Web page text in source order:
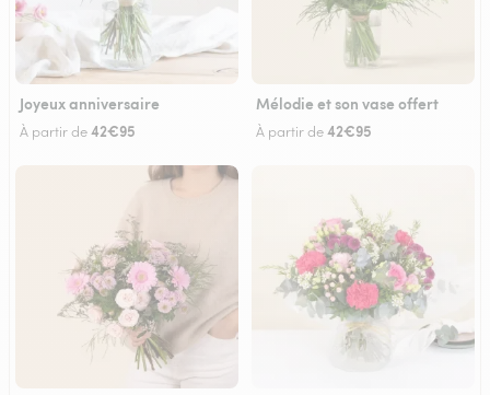
Joyeux anniversaire
À partir de42€95
Mélodie et son vase offert
À partir de42€95